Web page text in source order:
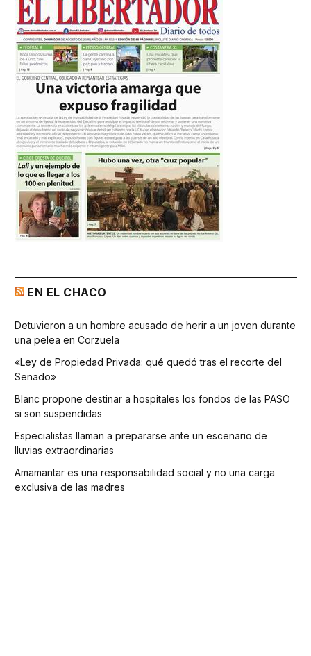
EN EL CHACO
Detuvieron a un hombre acusado de herir a un joven durante
una pelea en Corzuela
«Ley de Propiedad Privada: qué quedó tras el recorte del
Senado»
Blanc propone destinar a hospitales los fondos de las PASO
si son suspendidas
Especialistas llaman a prepararse ante un escenario de
lluvias extraordinarias
Amamantar es una responsabilidad social y no una carga
exclusiva de las madres